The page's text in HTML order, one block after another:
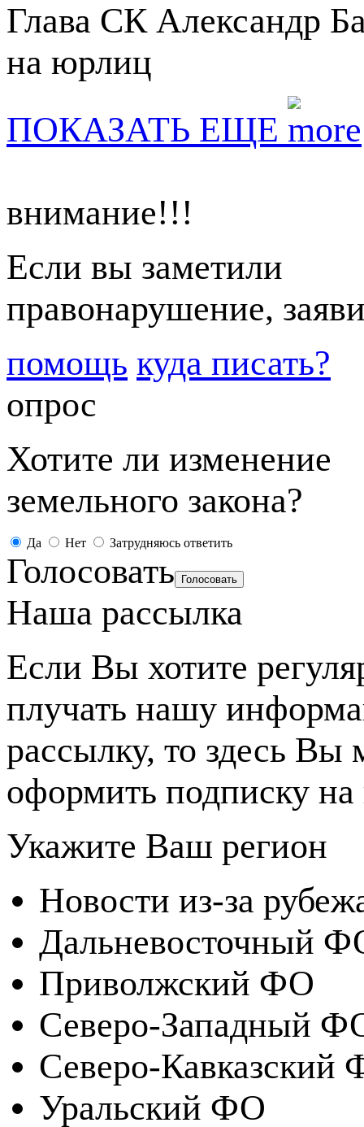
Глава СК Александр
на юрлиц
ПОКАЗАТЬ ЕЩЕ
внимание!!!
Если вы заметили
правонарушение,
помощь куда писать?
опрос
Хотите ли изменение
земельного закона?
Да Нет Затрудняюсь ответить
Голосовать
Наша рассылка
Если Вы хотите
плучать нашу
рассылку, то здесь Вы
оформить подписку на
Укажите Ваш регион
Новости из-за
Дальневосточный
Приволжский ФО
Северо-Западный
Северо-Кавказский
Уральский ФО